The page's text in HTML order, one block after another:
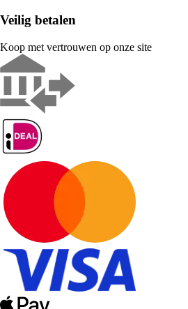
Veilig betalen
Koop met vertrouwen op onze site